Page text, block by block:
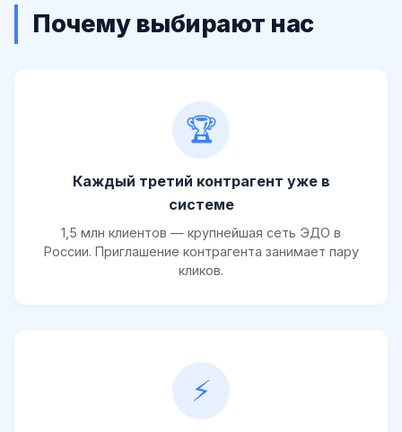
Почему выбирают нас
🏆
Каждый третий контрагент уже в
системе
1,5 млн клиентов — крупнейшая сеть ЭДО в
России. Приглашение контрагента занимает пару
кликов.
⚡